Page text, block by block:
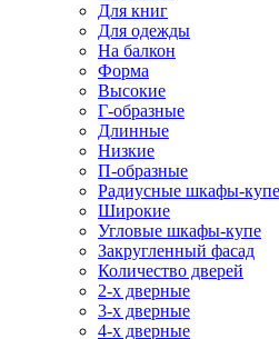
Для книг
Для одежды
На балкон
Форма
Высокие
Г-образные
Длинные
Низкие
П-образные
Радиусные шкафы-купе
Широкие
Угловые шкафы-купе
Закругленный фасад
Количество дверей
2-х дверные
3-х дверные
4-х дверные